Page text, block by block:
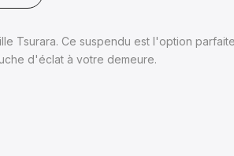
Tsurara. Ce suspendu est l'option
d'éclat à votre demeure.